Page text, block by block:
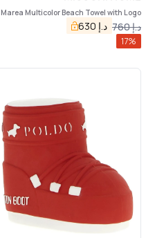
Marea Multicolor Beach Towel with Logo
Lettering on the Front and ZigZag Motif
in Cotton Home
د.إ760 د.إ 630
17%